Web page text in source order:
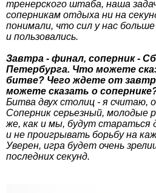
тренерского штаба, наша
соперникам отдыха ни на
понимали, что сил у нас
и пользовались.
Завтра - финал, соперник -
Петербурга. Что можете
битве? Чего ждете от
можете сказать о
Битва двух столиц - я считаю,
Соперник серьезный, молодые
же, как и мы, будут стараться
и не проигрывать борьбу на
Уверен, игра будет очень
последних секунд.